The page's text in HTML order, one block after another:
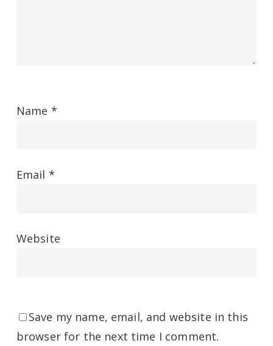
Name *
Email *
Website
Save my name, email, and website in this
browser for the next time I comment.